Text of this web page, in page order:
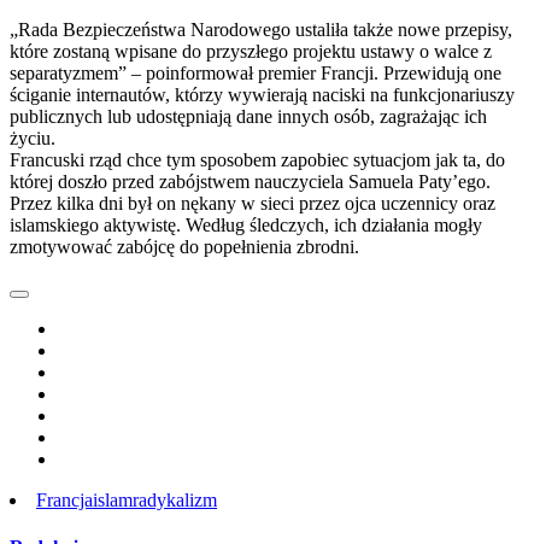
„Rada Bezpieczeństwa Narodowego ustaliła także nowe przepisy,
które zostaną wpisane do przyszłego projektu ustawy o walce z
separatyzmem” – poinformował premier Francji. Przewidują one
ściganie internautów, którzy wywierają naciski na funkcjonariuszy
publicznych lub udostępniają dane innych osób, zagrażając ich
życiu.
Francuski rząd chce tym sposobem zapobiec sytuacjom jak ta, do
której doszło przed zabójstwem nauczyciela Samuela Paty’ego.
Przez kilka dni był on nękany w sieci przez ojca uczennicy oraz
islamskiego aktywistę. Według śledczych, ich działania mogły
zmotywować zabójcę do popełnienia zbrodni.
Francjaislamradykalizm